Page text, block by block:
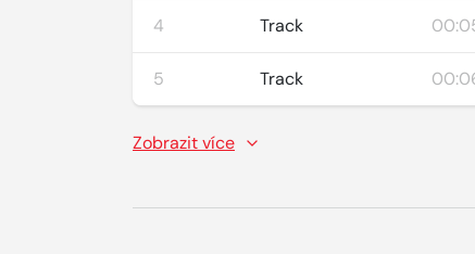
4 Track
5 Track
Zobrazit více